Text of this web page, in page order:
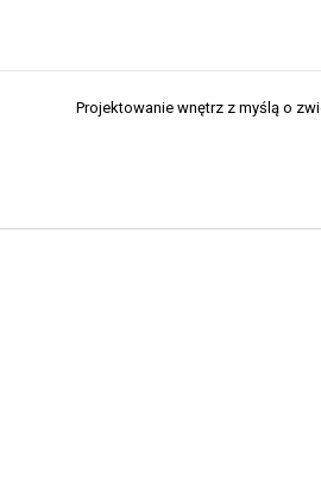
Projektowanie wnętrz z myślą o